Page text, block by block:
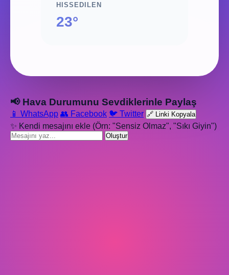
HISSEDILEN
23°
📢 Hava Durumunu Sevdiklerinle Paylaş
📱 WhatsApp 👥 Facebook 🐦 Twitter 🔗 Linki Kopyala
✨ Kendi mesajını ekle (Örn: "Sensiz Olmaz", "Sıkı Giyin")
Oluştur